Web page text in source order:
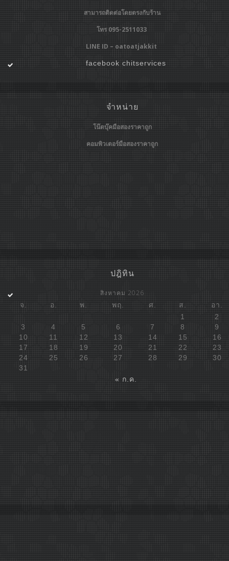
สามารถติดต่อโดยตรงกับร้าน
โทร 095-2511033
LINE ID – oatoatjakkit
facebook chitservices
จำหน่าย
โน๊ตบุ๊คมือสองราคาถูก
คอมพิวเตอร์มือสองราคาถูก
ปฎิทิน
สิงหาคม 2026
จ. อ. พ. พฤ. ศ. ส.
อา.
1
2
3
4 5 6 7 8
9
10
11 12 13 14 15
16
17
18 19 20 21 22
23
24
25 26 27 28 29
30
31
« ก.ค.